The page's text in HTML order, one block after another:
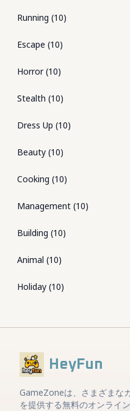
Running (10)
Escape (10)
Horror(10)
Stealth (10)
Dress Up (10)
Beauty (10)
Cooking (10)
Management (10)
Building (10)
Animal (10)
Holiday (10)
HeyFun
GameZoneは、さまざまな
を提供する無料のオンライ